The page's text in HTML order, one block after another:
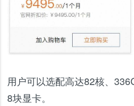
用户可以选配高达82核、
8块显卡。